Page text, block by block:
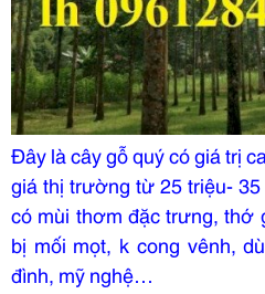
Đây là cây gỗ quý có giá trị
giá thị trường từ 25 triệu-
có mùi thơm đặc trưng, thớ
bị mối mọt, k cong vênh,
đình, mỹ nghệ…